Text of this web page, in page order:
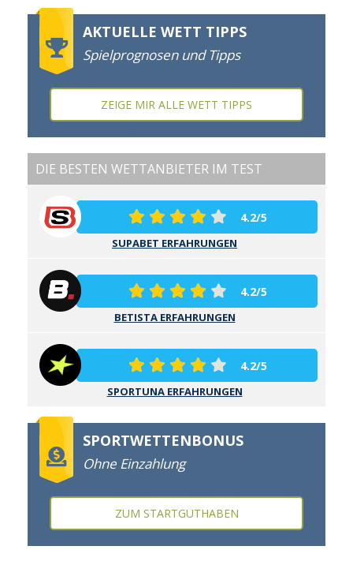
AKTUELLE WETT TIPPS
Spielprognosen und Tipps
ZEIGE MIR ALLE WETT TIPPS
DIE BESTEN WETTANBIETER IM TEST
4.2/5
SUPABET ERFAHRUNGEN
4.2/5
BETISTA ERFAHRUNGEN
4.2/5
SPORTUNA ERFAHRUNGEN
SPORTWETTENBONUS
Ohne Einzahlung
ZUM STARTGUTHABEN